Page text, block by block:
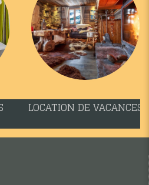
LOCATION DE VACANCES